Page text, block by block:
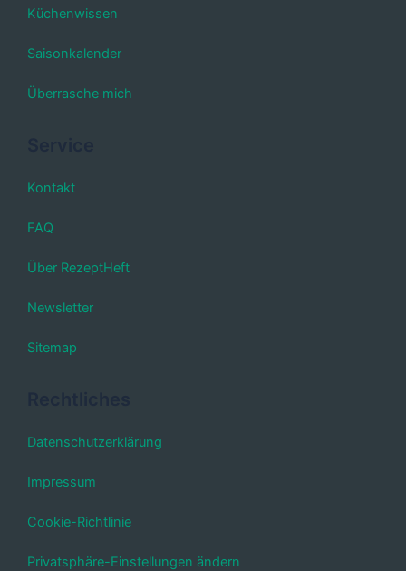
Küchenwissen
Saisonkalender
Überrasche mich
Kontakt
FAQ
Über RezeptHeft
Newsletter
Sitemap
Datenschutzerklärung
Impressum
Cookie-Richtlinie
Privatsphäre-Einstellungen ändern